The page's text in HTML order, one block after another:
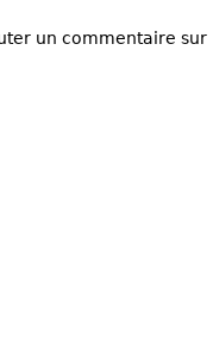
un commentaire sur